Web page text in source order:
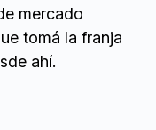
mercado
tomá la franja
ahí.